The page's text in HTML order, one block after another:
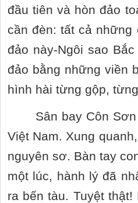
đầu tiên và hòn đảo
cần đèn: tất cả
đảo này-Ngôi sao
đảo bằng những viền
hình hài từng gộp,
Sân bay Côn
Việt Nam. Xung
nguyên sơ. Bàn tay
một lúc, hành lý đã
ra bến tàu. Tuyệt